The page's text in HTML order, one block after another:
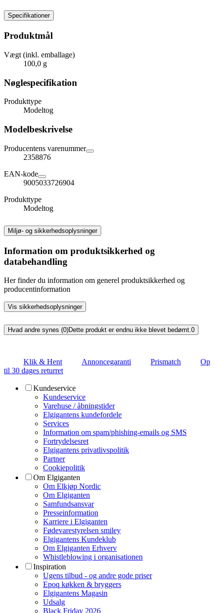
Specifikationer
Produktmål
Vægt (inkl. emballage)
100,0 g
Nøglespecifikation
Produkttype
Modeltog
Modelbeskrivelse
Producentens varenummer
2358876
EAN-kode
9005033726904
Produkttype
Modeltog
Miljø- og sikkerhedsoplysninger
Information om produktsikkerhed og
databehandling
Her finder du information om generel produktsikkerhed og
producentinformation
Vis sikkerhedsoplysninger
Hvad andre synes (0)Dette produkt er endnu ikke blevet bedømt.0
Klik & Hent Annoncegaranti Prismatch
Op
til 30 dages returret
Kundeservice
Kundeservice
Varehuse / åbningstider
Elgigantens kundefordele
Services
Information om spam/phishing-emails og SMS
Fortrydelsesret
Elgigantens privatlivspolitik
Partner
Cookiepolitik
Om Elgiganten
Om Elkjøp Nordic
Om Elgiganten
Samfundsansvar
Presseinformation
Karriere i Elgiganten
Fødevarestyrelsen smiley
Elgigantens Kundeklub
Om Elgiganten Erhverv
Whistleblowing i organisationen
Inspiration
Ugens tilbud - og andre gode priser
Epoq køkken & bryggers
Elgigantens Magasin
Udsalg
Black Friday 2026